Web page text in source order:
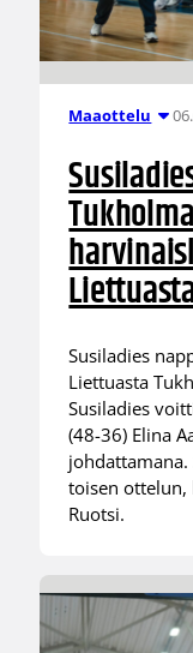
Maaottelu
Susiladies
Liettuasta
Susiladies
(48-36) Elina
johdattamana.
toisen ottelun,
Ruotsi.